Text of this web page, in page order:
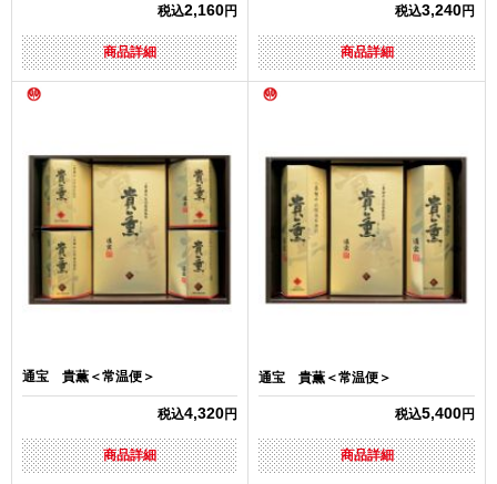
税込2,160円
商品詳細
税込3,240円
商品詳細
通宝 貴薫＜常温便＞
税込4,320円
商品詳細
通宝 貴薫＜常温便＞
税込5,400円
商品詳細